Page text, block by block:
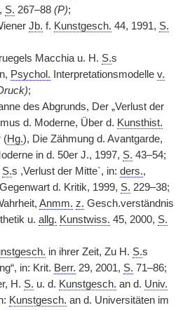
S. 267–88 (P);
Jb. f. Kunstgesch. 44, 1991, S.
Macchia u. H. S.s
Psychol. Interpretationsmodelle v.
;
des Abgrunds, Der „Verlust der
d. Moderne, Über d. Kunsthist.
(Hg.), Die Zähmung d. Avantgarde,
in d. 50er J., 1997, S. 43–54;
S.s ,Verlust der Mitte`, in: ders.,
d. Kritik, 1999, S. 229–38;
Anmm. z. Gesch.verständnis
u. allg. Kunstwiss. 45, 2000, S.
in ihrer Zeit, Zu H. S.s
in: Krit. Berr. 29, 2001, S. 71–86;
H. S. u. d. Kunstgesch. an d. Univ.
Kunstgesch. an d. Universitäten im